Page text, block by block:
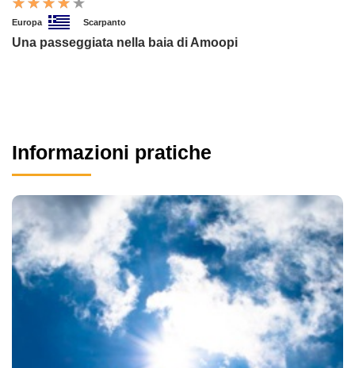
Europa Scarpanto
Una passeggiata nella baia di Amoopi
Informazioni pratiche